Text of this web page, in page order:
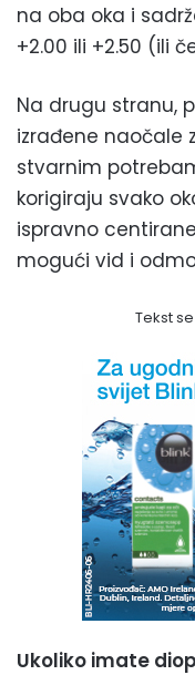
na oba oka i
+2.00 ili +2.50 (ili
Na drugu stranu,
izrađene naočale
stvarnim
korigiraju svako
ispravno
mogući vid i
Tekst
Ukoliko imate